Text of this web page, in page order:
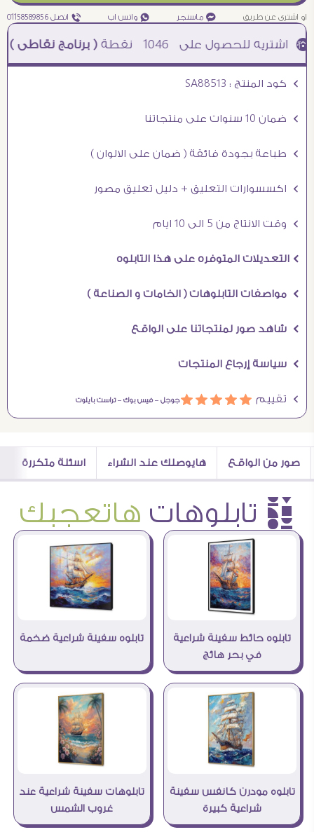
او اشترى عن طريق ¥ ماسنجر ₧ واتس اب ƒ اتصل 01158589856
1046 نقطة( برنامج نقاطى )à خصم 5% للعملاء الجدد à شحن مجانى عند الشراء ب 4000 جنيه à
Ö كود المنتج : SA88513
Ö ضمان 10 سنوات على منتجاتنا
Ö طباعة بجودة فائقة ( ضمان على الالوان )
Ö اكسسوارات التعليق + دليل تعليق مصور
Ö وقت الانتاج من 5 الى 10 ايام
Ö التعديلات المتوفره على هذا التابلوه
Ö مواصفات التابلوهات ( الخامات و الصناعة )
Ö شاهد صور لمنتجاتنا على الواقع
Ö سياسة إرجاع المنتجات
Ö تقييم áááááجوجل –فيس بوك –تراست بايلوت
صور من الواقع هايوصلك عند الشراء اسئلة متكررة
è تابلوهات هاتعجبك
تابلوه حائط سفينة شراعية
في بحر هائج
تابلوه سفينة شراعية ضخمة
تابلوه مودرن كانفس سفينة
شراعية كبيرة
تابلوهات سفينة شراعية عند
غروب الشمس